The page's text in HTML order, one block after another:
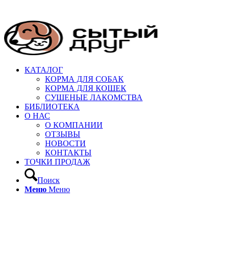
КАТАЛОГ
КОРМА ДЛЯ СОБАК
КОРМА ДЛЯ КОШЕК
СУШЕНЫЕ ЛАКОМСТВА
БИБЛИОТЕКА
О НАС
О КОМПАНИИ
ОТЗЫВЫ
НОВОСТИ
КОНТАКТЫ
ТОЧКИ ПРОДАЖ
Поиск
Меню Меню